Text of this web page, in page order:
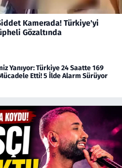
Kamerada! Türkiye'yi
Gözaltında
Yanıyor: Türkiye 24 Saatte 169
Etti! 5 İlde Alarm Sürüyor